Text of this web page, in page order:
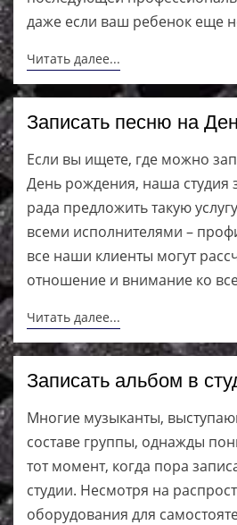
даже если ваш ребенок еще
Читать далее...
Записать песню на
Если вы ищете, где можно
День рождения, наша студия
рада предложить такую
всеми исполнителями –
все наши клиенты могут
отношение и внимание ко
Читать далее...
Записать альбом в
Многие музыканты,
составе группы, однажды
тот момент, когда пора
студии. Несмотря на
оборудования для